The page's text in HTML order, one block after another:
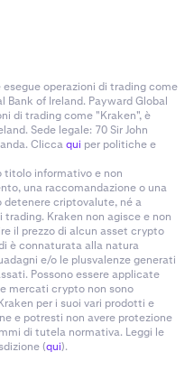
operazioni di trading come
of Ireland. Payward Global
di trading come "Kraken", è
Sede legale: 70 Sir John
Cliccaqui per politiche e
titolo informativo e non
una raccomandazione o una
detenere criptovalute, né a
Kraken non agisce e non
il prezzo di alcun asset crypto
è connaturata alla natura
e/o le plusvalenze generati
Possono essere applicate
mercati crypto non sono
per i suoi vari prodotti e
e potresti non avere protezione
di tutela normativa. Leggi le
(qui).